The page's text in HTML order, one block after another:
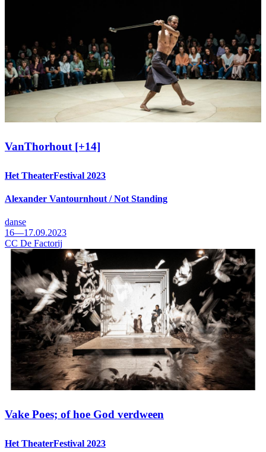
VanThorhout [+14]
Het TheaterFestival 2023
Alexander Vantournhout / Not Standing
danse
16—17.09.2023
CC De Factorij
Vake Poes; of hoe God verdween
Het TheaterFestival 2023